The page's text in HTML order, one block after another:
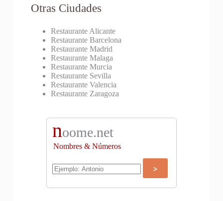
Otras Ciudades
Restaurante Alicante
Restaurante Barcelona
Restaurante Madrid
Restaurante Malaga
Restaurante Murcia
Restaurante Sevilla
Restaurante Valencia
Restaurante Zaragoza
noome.net
Nombres & Números